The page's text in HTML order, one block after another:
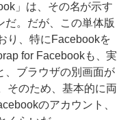
」は、その名が示す
だ。だが、この単体版
り、特にFacebookを
for Facebookも、実
、ブラウザの別画面が
そのため、基本的に両
のアカウント、